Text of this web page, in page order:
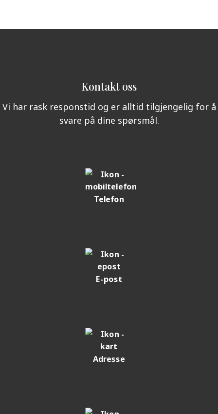
Kontakt oss
Vi har rask responstid og er alltid tilgjengelig for å
svare på dine spørsmål.
Telefon
E-post
Adresse